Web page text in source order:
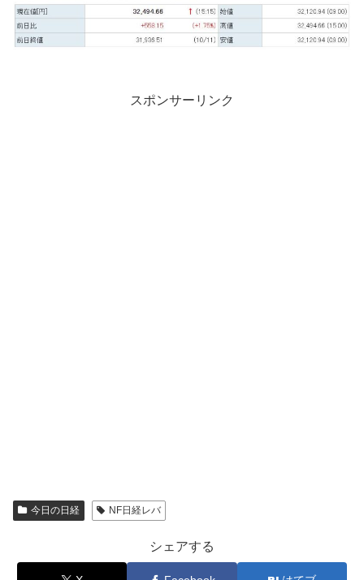
スポンサーリンク
今日の日経 NF日経レバ
シェアする